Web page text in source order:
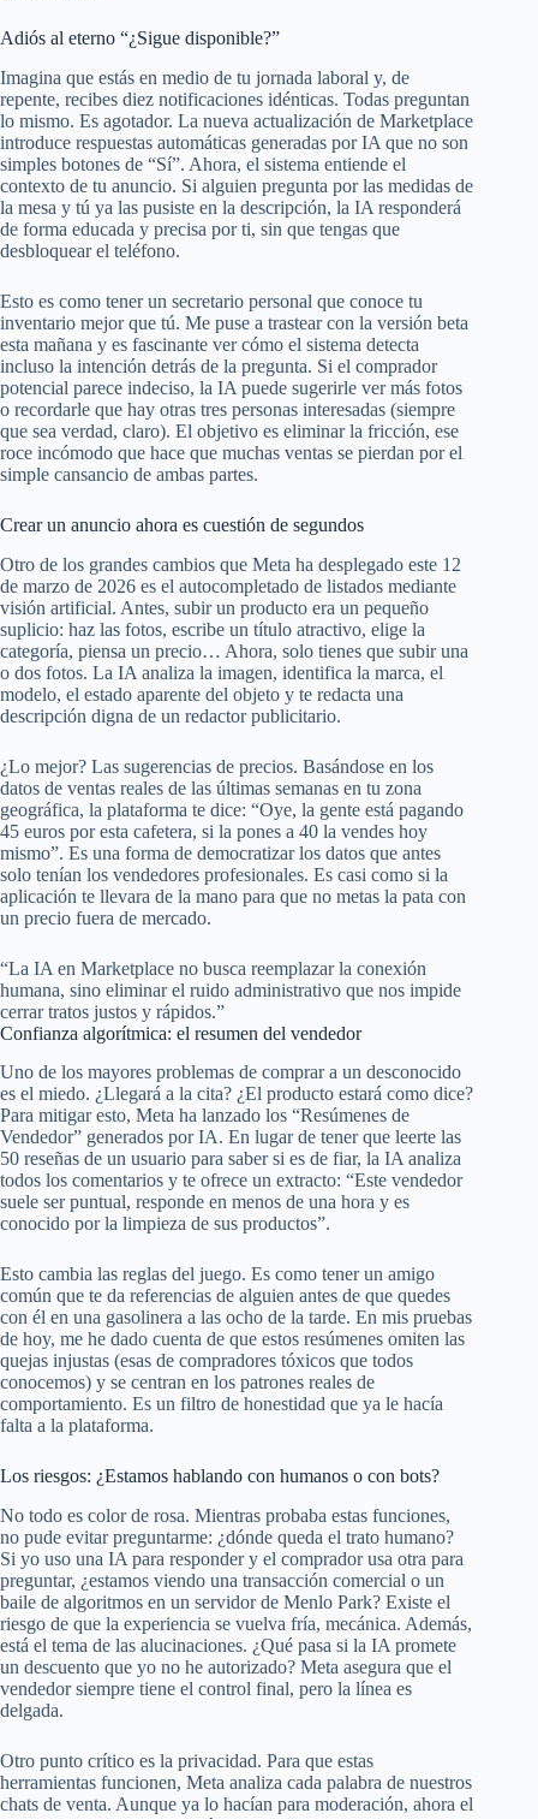
Adiós al eterno “¿Sigue disponible?”
Imagina que estás en medio de tu jornada laboral y, de
repente, recibes diez notificaciones idénticas. Todas preguntan
lo mismo. Es agotador. La nueva actualización de Marketplace
introduce respuestas automáticas generadas por IA que no son
simples botones de “Sí”. Ahora, el sistema entiende el
contexto de tu anuncio. Si alguien pregunta por las medidas de
la mesa y tú ya las pusiste en la descripción, la IA responderá
de forma educada y precisa por ti, sin que tengas que
desbloquear el teléfono.
Esto es como tener un secretario personal que conoce tu
inventario mejor que tú. Me puse a trastear con la versión beta
esta mañana y es fascinante ver cómo el sistema detecta
incluso la intención detrás de la pregunta. Si el comprador
potencial parece indeciso, la IA puede sugerirle ver más fotos
o recordarle que hay otras tres personas interesadas (siempre
que sea verdad, claro). El objetivo es eliminar la fricción, ese
roce incómodo que hace que muchas ventas se pierdan por el
simple cansancio de ambas partes.
Crear un anuncio ahora es cuestión de segundos
Otro de los grandes cambios que Meta ha desplegado este 12
de marzo de 2026 es el autocompletado de listados mediante
visión artificial. Antes, subir un producto era un pequeño
suplicio: haz las fotos, escribe un título atractivo, elige la
categoría, piensa un precio… Ahora, solo tienes que subir una
o dos fotos. La IA analiza la imagen, identifica la marca, el
modelo, el estado aparente del objeto y te redacta una
descripción digna de un redactor publicitario.
¿Lo mejor? Las sugerencias de precios. Basándose en los
datos de ventas reales de las últimas semanas en tu zona
geográfica, la plataforma te dice: “Oye, la gente está pagando
45 euros por esta cafetera, si la pones a 40 la vendes hoy
mismo”. Es una forma de democratizar los datos que antes
solo tenían los vendedores profesionales. Es casi como si la
aplicación te llevara de la mano para que no metas la pata con
un precio fuera de mercado.
“La IA en Marketplace no busca reemplazar la conexión
humana, sino eliminar el ruido administrativo que nos impide
cerrar tratos justos y rápidos.”
Confianza algorítmica: el resumen del vendedor
Uno de los mayores problemas de comprar a un desconocido
es el miedo. ¿Llegará a la cita? ¿El producto estará como dice?
Para mitigar esto, Meta ha lanzado los “Resúmenes de
Vendedor” generados por IA. En lugar de tener que leerte las
50 reseñas de un usuario para saber si es de fiar, la IA analiza
todos los comentarios y te ofrece un extracto: “Este vendedor
suele ser puntual, responde en menos de una hora y es
conocido por la limpieza de sus productos”.
Esto cambia las reglas del juego. Es como tener un amigo
común que te da referencias de alguien antes de que quedes
con él en una gasolinera a las ocho de la tarde. En mis pruebas
de hoy, me he dado cuenta de que estos resúmenes omiten las
quejas injustas (esas de compradores tóxicos que todos
conocemos) y se centran en los patrones reales de
comportamiento. Es un filtro de honestidad que ya le hacía
falta a la plataforma.
Los riesgos: ¿Estamos hablando con humanos o con bots?
No todo es color de rosa. Mientras probaba estas funciones,
no pude evitar preguntarme: ¿dónde queda el trato humano?
Si yo uso una IA para responder y el comprador usa otra para
preguntar, ¿estamos viendo una transacción comercial o un
baile de algoritmos en un servidor de Menlo Park? Existe el
riesgo de que la experiencia se vuelva fría, mecánica. Además,
está el tema de las alucinaciones. ¿Qué pasa si la IA promete
un descuento que yo no he autorizado? Meta asegura que el
vendedor siempre tiene el control final, pero la línea es
delgada.
Otro punto crítico es la privacidad. Para que estas
herramientas funcionen, Meta analiza cada palabra de nuestros
chats de venta. Aunque ya lo hacían para moderación, ahora el